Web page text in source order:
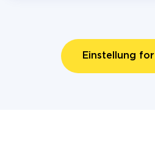
Einstellung